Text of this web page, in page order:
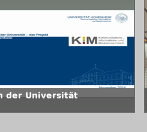
der Universität